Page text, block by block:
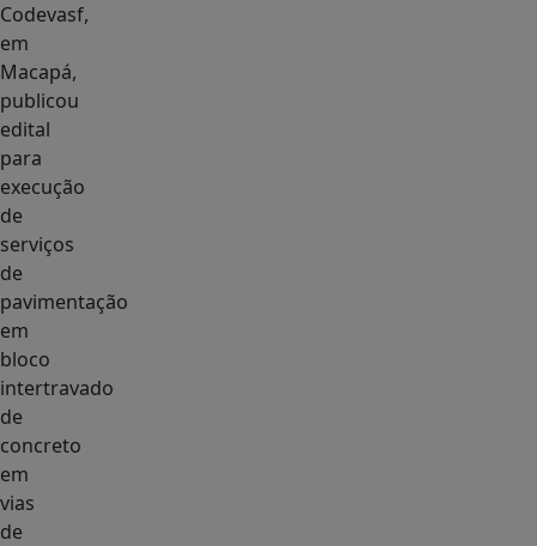
Codevasf,
em
Macapá,
publicou
edital
para
execução
de
serviços
de
pavimentação
em
bloco
intertravado
de
concreto
em
vias
de